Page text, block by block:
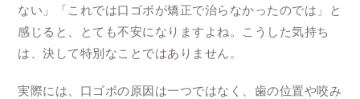
ない」「これでは口ゴボが矯正で治らなかったのでは」と
感じると、とても不安になりますよね。こうした気持ち
は、決して特別なことではありません。
実際には、口ゴボの原因は一つではなく、歯の位置や咬み